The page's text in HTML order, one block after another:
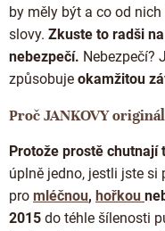
by měly být a co od
slovy. Zkuste to radši
nebezpečí. Nebezpečí?
způsobuje okamžitou
Proč JANKOVY
Protože prostě
úplně jedno, jestli jste si
pro mléčnou, hořkou
2015 do téhle šílenosti